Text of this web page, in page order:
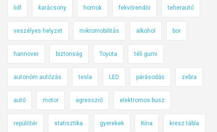
lidl karácsony homok fekvőrendőr teherautó
veszélyes helyzet mikromobilitás alkohol bor
hannover biztonság Toyota téli gumi
autonóm autózás tesla LED párásodás zebra
autó motor agresszió elektromos busz
repülőtér statisztika gyerekek Kína kresz tábla